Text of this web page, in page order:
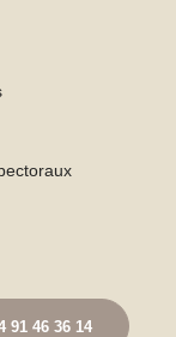
91 46 36 14